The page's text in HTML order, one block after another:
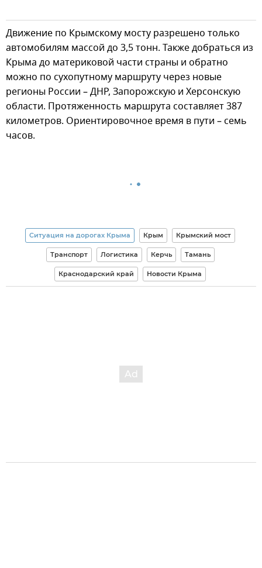
Движение по Крымскому мосту разрешено только
автомобилям массой до 3,5 тонн. Также добраться из
Крыма до материковой части страны и обратно
можно по сухопутному маршруту через новые
регионы России – ДНР, Запорожскую и Херсонскую
области. Протяженность маршрута составляет 387
километров. Ориентировочное время в пути – семь
часов.
Ситуация на дорогах Крыма Крым Крымский мост
Транспорт Логистика Керчь Тамань
Краснодарский край Новости Крыма